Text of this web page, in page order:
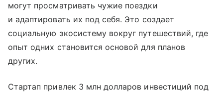
могут просматривать чужие поездки
и адаптировать их под себя. Это создает
социальную экосистему вокруг путешествий, где
опыт одних становится основой для планов
других.
Стартап привлек 3 млн долларов инвестиций под